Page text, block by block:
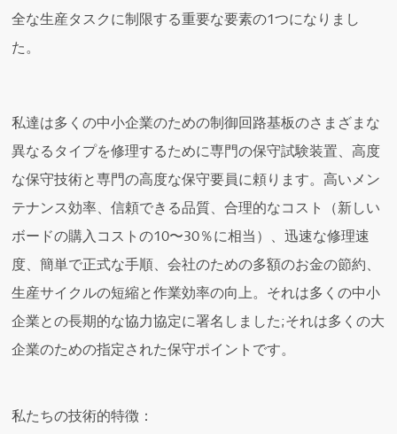
全な生産タスクに制限する重要な要素の1つになりまし
た。
私達は多くの中小企業のための制御回路基板のさまざまな
異なるタイプを修理するために専門の保守試験装置、高度
な保守技術と専門の高度な保守要員に頼ります。高いメン
テナンス効率、信頼できる品質、合理的なコスト（新しい
ボードの購入コストの10〜30％に相当）、迅速な修理速
度、簡単で正式な手順、会社のための多額のお金の節約、
生産サイクルの短縮と作業効率の向上。それは多くの中小
企業との長期的な協力協定に署名しました;それは多くの大
企業のための指定された保守ポイントです。
私たちの技術的特徴：